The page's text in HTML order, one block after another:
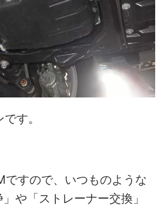
す。
ですので、いつものような
」や「ストレーナー交換」